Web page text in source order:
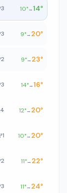
3 10°→14°
3 9°→ 20°
2 9°→ 23°
3 14°→16°
4 12°→ 20°
1 10°→ 20°
2 11°→ 22°
3 11°→ 24°